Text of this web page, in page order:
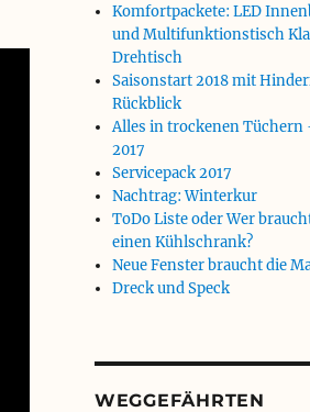
Komfortpackete: LED
und Multifunktionstisch
Drehtisch
Saisonstart 2018 mit
Rückblick
Alles in trockenen Tüchern
2017
Servicepack 2017
Nachtrag: Winterkur
ToDo Liste oder Wer
einen Kühlschrank?
Neue Fenster braucht die
Dreck und Speck
WEGGEFÄHRTEN